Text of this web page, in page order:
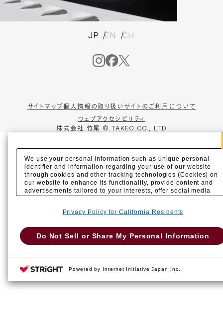
JP EN CH
サイトマップ個人情報の取り扱い サイトのご利用について
ウェブアクセシビリティ
株式会社 竹尾 ©︎ TAKEO CO., LTD
We use your personal information such as unique personal
identifier and information regarding your use of our website
through cookies and other tracking technologies (Cookies) on
our website to enhance its functionality, provide content and
advertisements tailored to your interests, offer social media
period. We may sell or share your personal information to/with
partners. These partners may combine the data shared by us
with other data that you have provided to them or that they
have collected from your use of their services or other
right to opt out of sale or share of your personal information by
to exercise your right. If we have detected an opt-out
Privacy Policy for California Residents
Do Not Sell or Share My Personal Information
Powered by Internet Initiative Japan Inc.